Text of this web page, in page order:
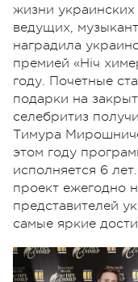
жизни
ведущих,
наградила
премией «Ніч
году. Почетные
подарки на
селебритиз
Тимура
этом году
исполняется 6
проект ежегодно
представителей
самые яркие